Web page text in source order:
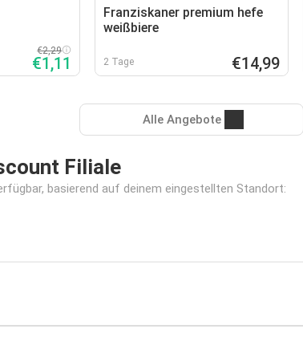
€2,29
€1,11
Franziskaner premium hefe
weißbiere
2 Tage €14,99
Alle Angebote
Filiale
basierend auf deinem eingestellten Standort: